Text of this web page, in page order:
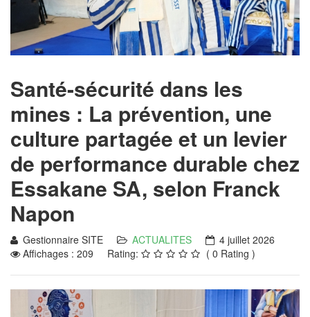
Santé-sécurité dans les
mines : La prévention, une
culture partagée et un levier
de performance durable chez
Essakane SA, selon Franck
Napon
Gestionnaire SITE ACTUALITES
4 juillet 2026
Affichages : 209
Rating: ( 0 Rating )